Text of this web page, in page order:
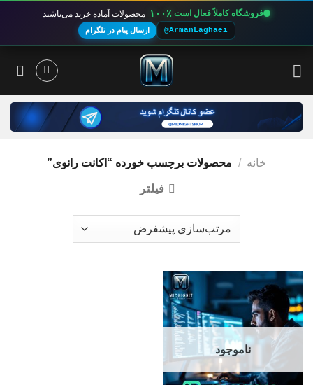
فروشگاه کاملاً فعال است ۱۰۰٪ محصولات آماده خرید می‌باشند
@ArmanLaghaei ارسال پیام در تلگرام
خانه / محصولات برچسب خورده “اکانت رانوی”
فیلتر
ناموجود